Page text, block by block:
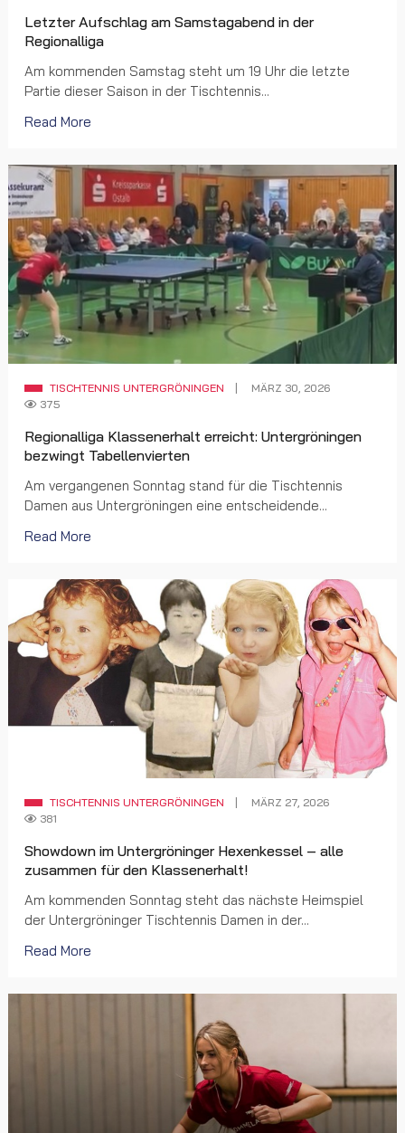
Letzter Aufschlag am Samstagabend in der
Regionalliga
Am kommenden Samstag steht um 19 Uhr die letzte
Partie dieser Saison in der Tischtennis...
Read More
TISCHTENNIS UNTERGRÖNINGEN
MÄRZ 30, 2026
375
Regionalliga Klassenerhalt erreicht: Untergröningen
bezwingt Tabellenvierten
Am vergangenen Sonntag stand für die Tischtennis
Damen aus Untergröningen eine entscheidende...
Read More
TISCHTENNIS UNTERGRÖNINGEN
MÄRZ 27, 2026
381
Showdown im Untergröninger Hexenkessel – alle
zusammen für den Klassenerhalt!
Am kommenden Sonntag steht das nächste Heimspiel
der Untergröninger Tischtennis Damen in der...
Read More